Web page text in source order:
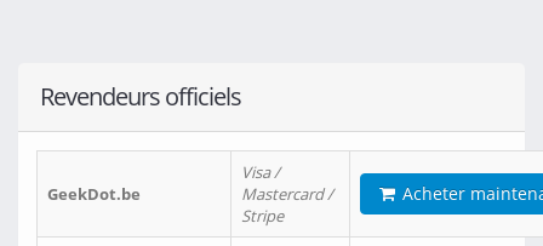
Revendeurs officiels
GeekDot.be
Visa /
Mastercard /
Stripe
Acheter